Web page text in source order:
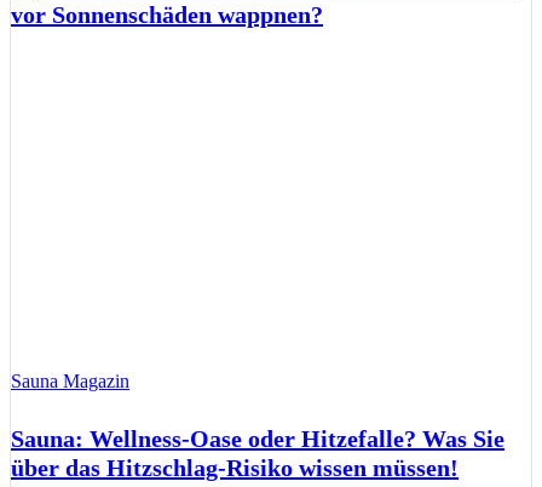
vor Sonnenschäden wappnen?
Sauna Magazin
Sauna: Wellness-Oase oder Hitzefalle? Was Sie
über das Hitzschlag-Risiko wissen müssen!